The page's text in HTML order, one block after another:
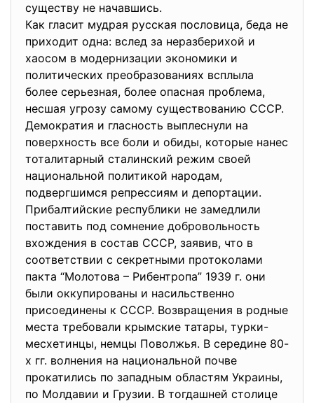
существу не начавшись.
Как гласит мудрая русская пословица, беда не
приходит одна: вслед за неразберихой и
хаосом в модернизации экономики и
политических преобразованиях всплыла
более серьезная, более опасная проблема,
несшая угрозу самому существованию СССР.
Демократия и гласность выплеснули на
поверхность все боли и обиды, которые нанес
тоталитарный сталинский режим своей
национальной политикой народам,
подвергшимся репрессиям и депортации.
Прибалтийские республики не замедлили
поставить под сомнение добровольность
вхождения в состав СССР, заявив, что в
соответствии с секретными протоколами
пакта “Молотова – Рибентропа” 1939 г. они
были оккупированы и насильственно
присоединены к СССР. Возвращения в родные
места требовали крымские татары, турки-
месхетинцы, немцы Поволжья. В середине 80-
х гг. волнения на национальной почве
прокатились по западным областям Украины,
по Молдавии и Грузии. В тогдашней столице